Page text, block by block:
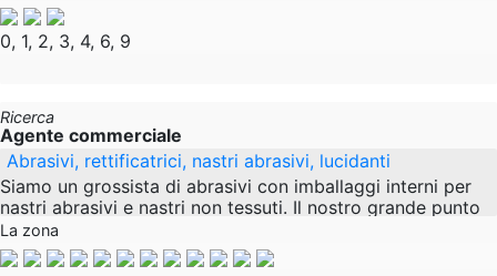
0, 1, 2, 3, 4, 6, 9
Ricerca
Agente commerciale
Abrasivi, rettificatrici, nastri abrasivi, lucidanti
Siamo un grossista di abrasivi con imballaggi interni per
nastri abrasivi e nastri non tessuti. Il nostro grande punto
di forza è la produzione su richiesta
La zona